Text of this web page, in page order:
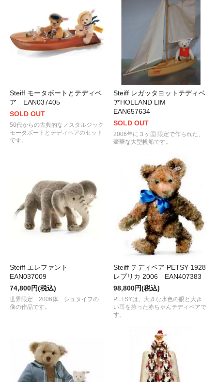
Steiff モータボートとテディベ
ア EAN037405
SOLD OUT
50代からの古典的なノスタルジック
モータボートとテディベアのセット
です。
Steiff レガッタヨットテディベ
アHOLLAND LIM
EAN657634
SOLD OUT
2006年に３ヶ国 限定で作られた、
豪華な大型帆船です。
Steiff エレファント
EAN037009
74,800円(税込)
世界限定 2006体 シュタイフの
像の作品です。
Steiff テディベア PETSY 1928
レプリカ 2006 EAN407383
98,800円(税込)
PETSYは、大きな水色の眼と大き
い耳を持った赤ちゃんテディベアで
す。